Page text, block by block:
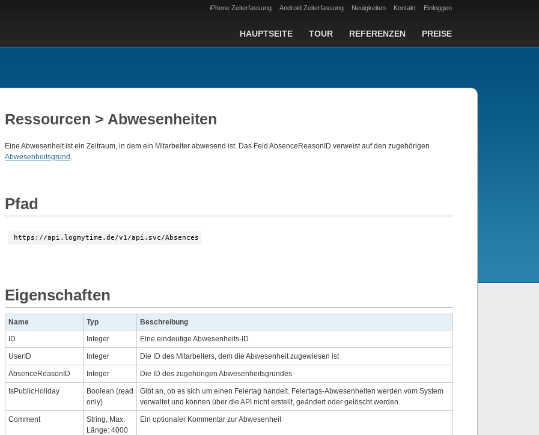
iPhone Zeiterfassung Android Zeiterfassung Neuigkeiten Kontakt Einloggen
HAUPTSEITE TOUR REFERENZEN PREISE
Ressourcen > Abwesenheiten
Eine Abwesenheit ist ein Zeitraum, in dem ein Mitarbeiter abwesend ist. Das Feld AbsenceReasonID verweist auf den zugehörigen
Abwesenheitsgrund .
Pfad
https://api.logmytime.de/v1/api.svc/Absences
Eigenschaften
Name Typ
Beschreibung
ID
Integer Eine eindeutige Abwesenheits-ID
UserID Integer Die ID des Mitarbeiters, dem die Abwesenheit zugewiesen ist
AbsenceReasonID Integer Die ID des zugehörigen Abwesenheitsgrundes
IsPublicHoliday
Boolean (read
only)
Gibt an, ob es sich um einen Feiertag handelt. Feiertags-Abwesenheiten werden vom System
verwaltet und können über die API nicht erstellt, geändert oder gelöscht werden.
Comment
String, Max.
Länge: 4000
Ein optionaler Kommentar zur Abwesenheit